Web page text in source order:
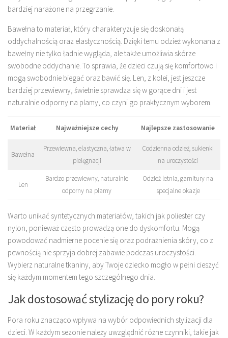
bardziej narażone na przegrzanie.
Bawełna to materiał, który charakteryzuje się doskonałą
oddychalnością oraz elastycznością. Dzięki temu odzież wykonana z
bawełny nie tylko ładnie wygląda, ale także umożliwia skórze
swobodne oddychanie. To sprawia, że dzieci czują się komfortowo i
mogą swobodnie biegać oraz bawić się. Len, z kolei, jest jeszcze
bardziej przewiewny, świetnie sprawdza się w gorące dni i jest
naturalnie odporny na plamy, co czyni go praktycznym wyborem.
Materiał Najważniejsze cechy Najlepsze zastosowanie
Bawełna
Przewiewna, elastyczna, łatwa w
pielęgnacji
Codzienna odzież, sukienki
na uroczystości
Len
Bardzo przewiewny, naturalnie
odporny na plamy
Odzież letnia, garnitury na
specjalne okazje
Warto unikać syntetycznych materiałów, takich jak poliester czy
nylon, ponieważ często prowadzą one do dyskomfortu. Mogą
powodować nadmierne pocenie się oraz podrażnienia skóry, co z
pewnością nie sprzyja dobrej zabawie podczas uroczystości.
Wybierz naturalne tkaniny, aby Twoje dziecko mogło w pełni cieszyć
się każdym momentem tego szczególnego dnia.
Jak dostosować stylizację do pory roku?
Pora roku znacząco wpływa na wybór odpowiednich stylizacji dla
dzieci. W każdym sezonie należy uwzględnić różne czynniki, takie jak